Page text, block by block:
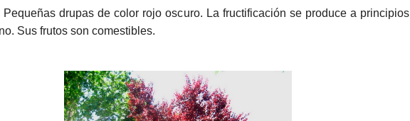
Pequeñas drupas de color rojo oscuro. La fructificación se produce a principios
Sus frutos son comestibles.